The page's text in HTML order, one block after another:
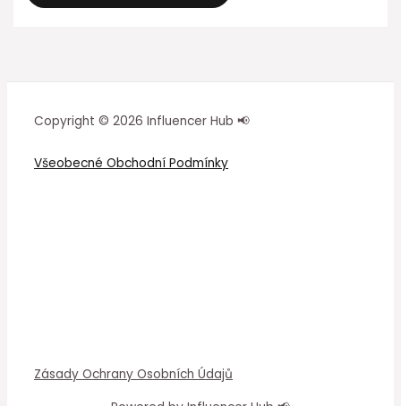
Copyright © 2026 Influencer Hub 📢
Všeobecné Obchodní Podmínky
Zásady Ochrany Osobních Údajů